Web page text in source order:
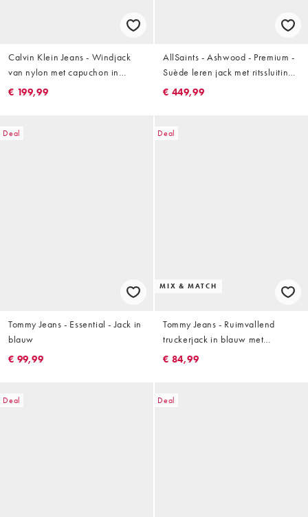
Calvin Klein Jeans - Windjack
van nylon met capuchon in
olijfgroen
€ 199,99
AllSaints - Ashwood - Premium -
Suède leren jack met ritssluiting
in bruin
€ 449,99
Deal
Tommy Jeans - Essential - Jack in
blauw
€ 99,99
Deal
MIX & MATCH
Tommy Jeans - Ruimvallend
truckerjack in blauw met
donkere wassing, deel van co-
€ 84,99
Deal Deal